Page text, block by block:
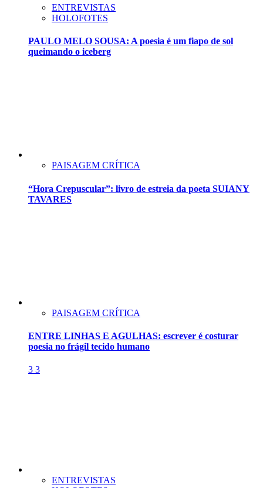
ENTREVISTAS
HOLOFOTES
PAULO MELO SOUSA: A poesia é um fiapo de sol
queimando o iceberg
PAISAGEM CRÍTICA
“Hora Crepuscular”: livro de estreia da poeta SUIANY
TAVARES
PAISAGEM CRÍTICA
ENTRE LINHAS E AGULHAS: escrever é costurar
poesia no frágil tecido humano
3 3
ENTREVISTAS